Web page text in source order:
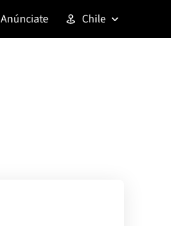
Anúnciate Chile